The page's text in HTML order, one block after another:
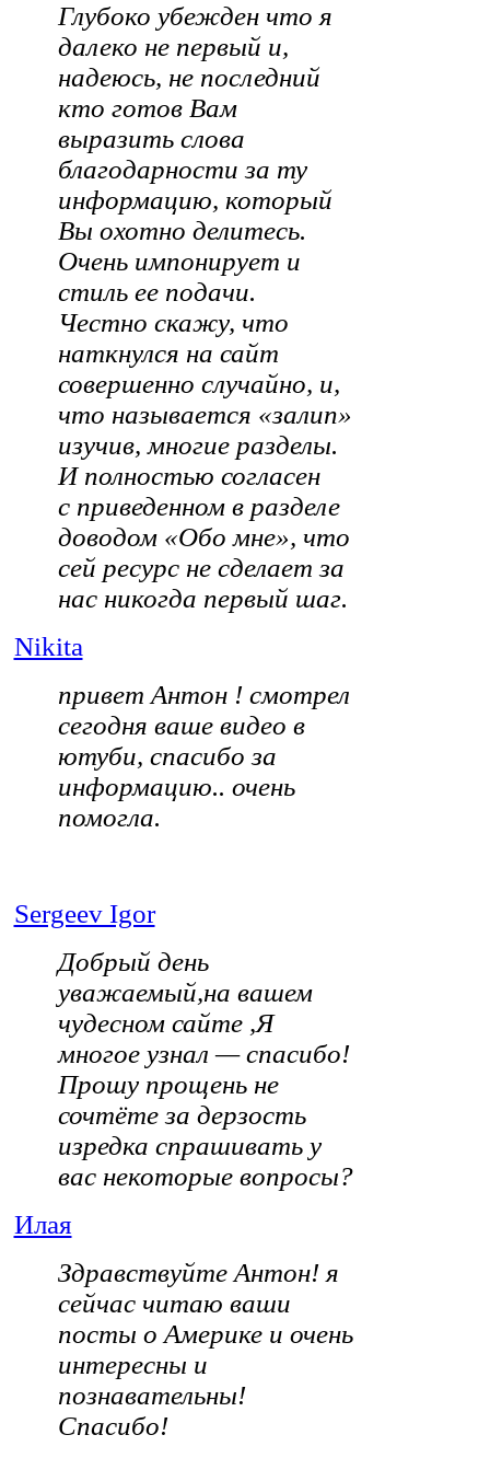
Глубоко убежден что я
далеко не первый и,
надеюсь, не последний
кто готов Вам
выразить слова
благодарности за ту
информацию, который
Вы охотно делитесь.
Очень импонирует и
стиль ее подачи.
Честно скажу, что
наткнулся на сайт
совершенно случайно, и,
что называется «залип»
изучив, многие разделы.
И полностью согласен
с приведенном в разделе
доводом «Обо мне», что
сей ресурс не сделает за
нас никогда первый шаг.
Nikita
привет Антон ! смотрел
сегодня ваше видео в
ютуби, спасибо за
информацию.. очень
помогла.
Sergeev Igor
Добрый день
уважаемый,на вашем
чудесном сайте ,Я
многое узнал — спасибо!
Прошу прощень не
сочтёте за дерзость
изредка спрашивать у
вас некоторые вопросы?
Илая
Здравствуйте Антон! я
сейчас читаю ваши
посты о Америке и очень
интересны и
познавательны!
Спасибо!